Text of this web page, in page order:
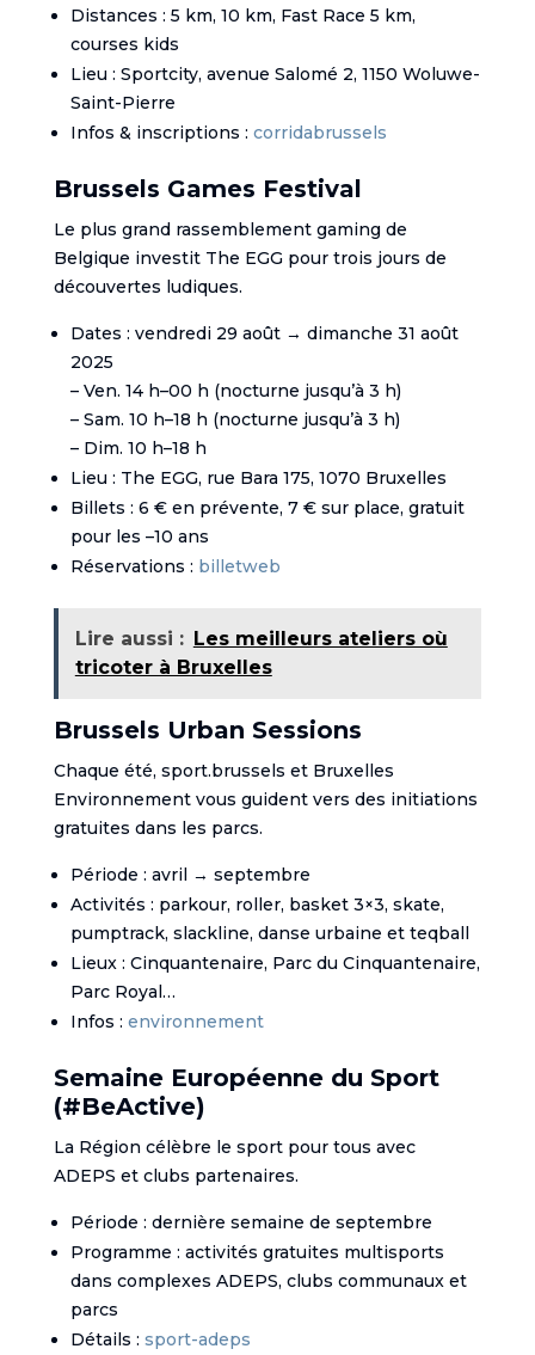
Distances : 5 km, 10 km, Fast Race 5 km,
courses kids
Lieu : Sportcity, avenue Salomé 2, 1150 Woluwe-
Saint-Pierre
Infos & inscriptions : corridabrussels
Brussels Games Festival
Le plus grand rassemblement gaming de
Belgique investit The EGG pour trois jours de
découvertes ludiques.
Dates : vendredi 29 août → dimanche 31 août
2025
– Ven. 14 h–00 h (nocturne jusqu’à 3 h)
– Sam. 10 h–18 h (nocturne jusqu’à 3 h)
– Dim. 10 h–18 h
Lieu : The EGG, rue Bara 175, 1070 Bruxelles
Billets : 6 € en prévente, 7 € sur place, gratuit
pour les –10 ans
Réservations : billetweb
Lire aussi : Les meilleurs ateliers où
tricoter à Bruxelles
Brussels Urban Sessions
Chaque été, sport.brussels et Bruxelles
Environnement vous guident vers des initiations
gratuites dans les parcs.
Période : avril → septembre
Activités : parkour, roller, basket 3×3, skate,
pumptrack, slackline, danse urbaine et teqball
Lieux : Cinquantenaire, Parc du Cinquantenaire,
Parc Royal…
Infos : environnement
Semaine Européenne du Sport
(#BeActive)
La Région célèbre le sport pour tous avec
ADEPS et clubs partenaires.
Période : dernière semaine de septembre
Programme : activités gratuites multisports
dans complexes ADEPS, clubs communaux et
parcs
Détails : sport-adeps